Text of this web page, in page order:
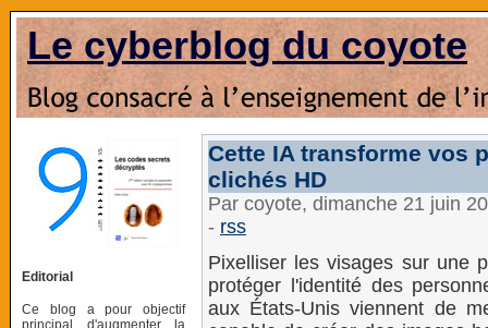
Le cyberblog du coyote
Editorial
Ce blog a pour objectif
principal d'augmenter la
Cette IA transforme vos
clichés HD
Par coyote, dimanche 21 juin
- rss
Pixelliser les visages sur une
protéger l'identité des
aux États-Unis viennent de